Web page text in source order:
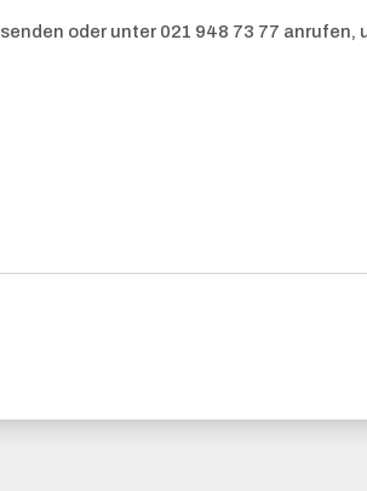
senden oder unter 021 948 73 77